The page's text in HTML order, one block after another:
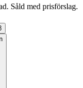
Såld med prisförslag.